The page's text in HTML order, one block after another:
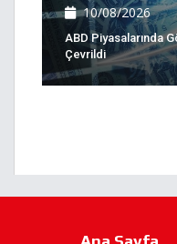
10/08/2026
ABD Piyasalarında
Çevrildi